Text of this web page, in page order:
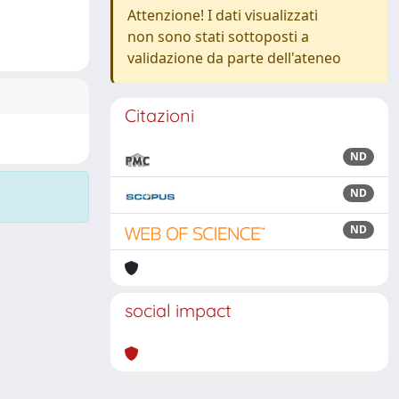
Attenzione! I dati visualizzati
non sono stati sottoposti a
validazione da parte dell'ateneo
Citazioni
ND
ND
ND
social impact